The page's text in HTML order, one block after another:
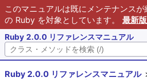
このマニュアルは既にメンテナンス
の Ruby を対象としています。 最新
Ruby 2.0.0 リファレンスマニュアル
Ruby 2.0.0 リファレンスマニュアル